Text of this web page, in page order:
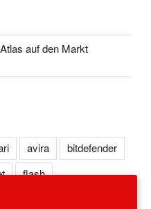
auf den Markt
avira
bitdefender
flash